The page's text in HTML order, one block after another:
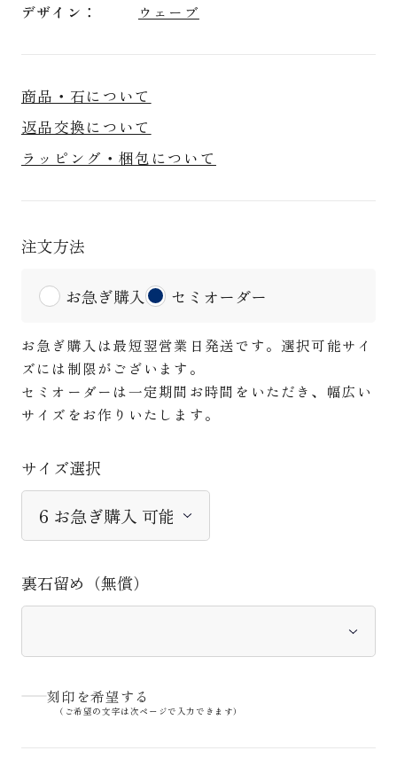
デザイン
ウェーブ
商品・石について
返品交換について
ラッピング・梱包について
注文方法
お急ぎ購入 セミオーダー
お急ぎ購入は最短翌営業日発送です。選択可能サイ
ズには制限がございます。
セミオーダーは一定期間お時間をいただき、幅広い
サイズをお作りいたします。
サイズ選択
裏石留め（無償）
刻印を希望する
（ご希望の文字は次ページで入力できます）